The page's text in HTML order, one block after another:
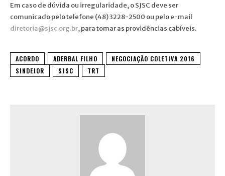
Em caso de dúvida ou irregularidade, o SJSC deve ser
comunicado pelo telefone (48) 3228-2500 ou pelo e-mail
diretoria@sjsc.org.br, para tomar as providências cabíveis.
ACORDO ADERBAL FILHO
NEGOCIAÇÃO COLETIVA 2016
SINDEJOR
SJSC TRT